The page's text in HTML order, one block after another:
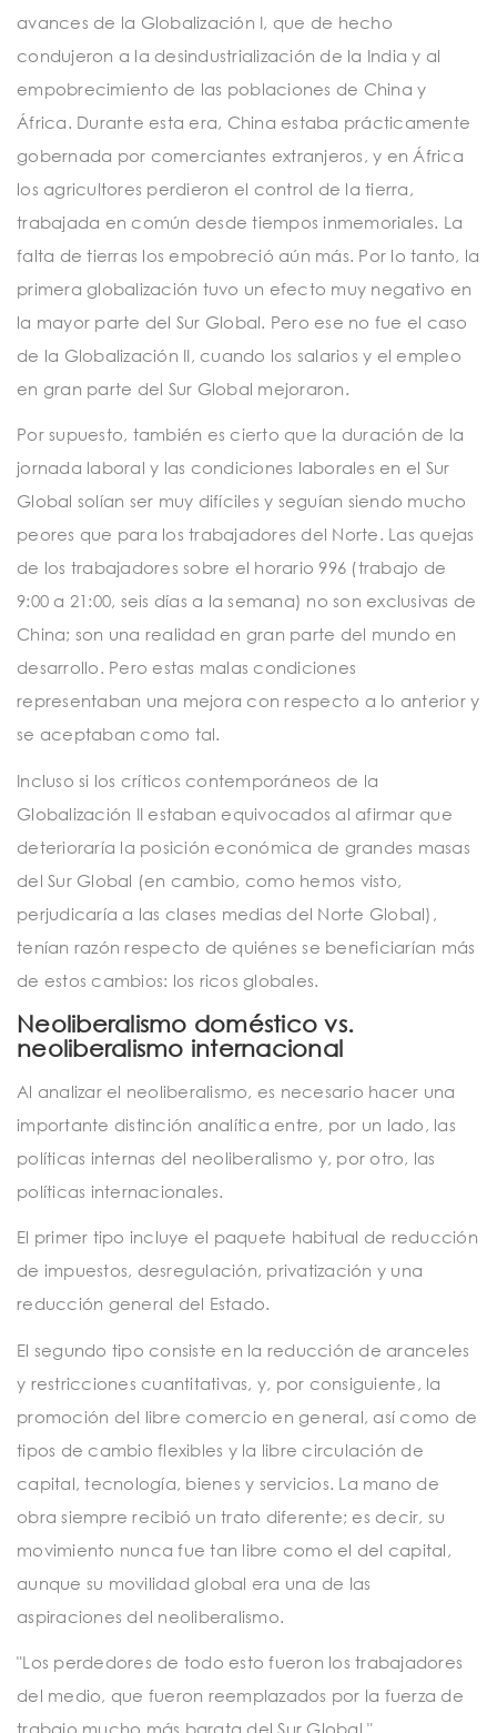
avances de la Globalización I, que de hecho
condujeron a la desindustrialización de la India y al
empobrecimiento de las poblaciones de China y
África. Durante esta era, China estaba prácticamente
gobernada por comerciantes extranjeros, y en África
los agricultores perdieron el control de la tierra,
trabajada en común desde tiempos inmemoriales. La
falta de tierras los empobreció aún más. Por lo tanto, la
primera globalización tuvo un efecto muy negativo en
la mayor parte del Sur Global. Pero ese no fue el caso
de la Globalización II, cuando los salarios y el empleo
en gran parte del Sur Global mejoraron.
Por supuesto, también es cierto que la duración de la
jornada laboral y las condiciones laborales en el Sur
Global solían ser muy difíciles y seguían siendo mucho
peores que para los trabajadores del Norte. Las quejas
de los trabajadores sobre el horario 996 (trabajo de
9:00 a 21:00, seis días a la semana) no son exclusivas de
China; son una realidad en gran parte del mundo en
desarrollo. Pero estas malas condiciones
representaban una mejora con respecto a lo anterior y
se aceptaban como tal.
Incluso si los críticos contemporáneos de la
Globalización II estaban equivocados al afirmar que
deterioraría la posición económica de grandes masas
del Sur Global (en cambio, como hemos visto,
perjudicaría a las clases medias del Norte Global),
tenían razón respecto de quiénes se beneficiarían más
de estos cambios: los ricos globales.
Neoliberalismo doméstico vs.
neoliberalismo internacional
Al analizar el neoliberalismo, es necesario hacer una
importante distinción analítica entre, por un lado, las
políticas internas del neoliberalismo y, por otro, las
políticas internacionales.
El primer tipo incluye el paquete habitual de reducción
de impuestos, desregulación, privatización y una
reducción general del Estado.
El segundo tipo consiste en la reducción de aranceles
y restricciones cuantitativas, y, por consiguiente, la
promoción del libre comercio en general, así como de
tipos de cambio flexibles y la libre circulación de
capital, tecnología, bienes y servicios. La mano de
obra siempre recibió un trato diferente; es decir, su
movimiento nunca fue tan libre como el del capital,
aunque su movilidad global era una de las
aspiraciones del neoliberalismo.
Los perdedores de todo esto fueron los trabajadores
del medio, que fueron reemplazados por la fuerza de